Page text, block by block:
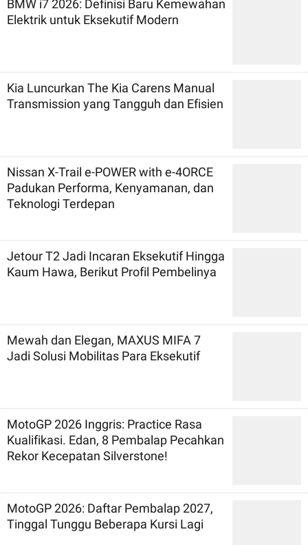
BMW i7 2026: Definisi Baru Kemewahan
Elektrik untuk Eksekutif Modern
Kia Luncurkan The Kia Carens Manual
Transmission yang Tangguh dan Efisien
Nissan X-Trail e-POWER with e-4ORCE
Padukan Performa, Kenyamanan, dan
Teknologi Terdepan
Jetour T2 Jadi Incaran Eksekutif Hingga
Kaum Hawa, Berikut Profil Pembelinya
Mewah dan Elegan, MAXUS MIFA 7
Jadi Solusi Mobilitas Para Eksekutif
MotoGP 2026 Inggris: Practice Rasa
Kualifikasi. Edan, 8 Pembalap Pecahkan
Rekor Kecepatan Silverstone!
MotoGP 2026: Daftar Pembalap 2027,
Tinggal Tunggu Beberapa Kursi Lagi